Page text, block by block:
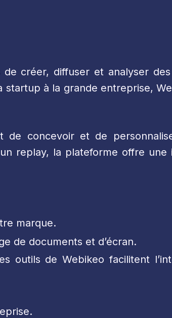
créer, diffuser et analyser
à la grande entreprise,
de concevoir et de
replay, la plateforme offre une
marque.
de documents et d’écran.
outils de Webikeo facilitent